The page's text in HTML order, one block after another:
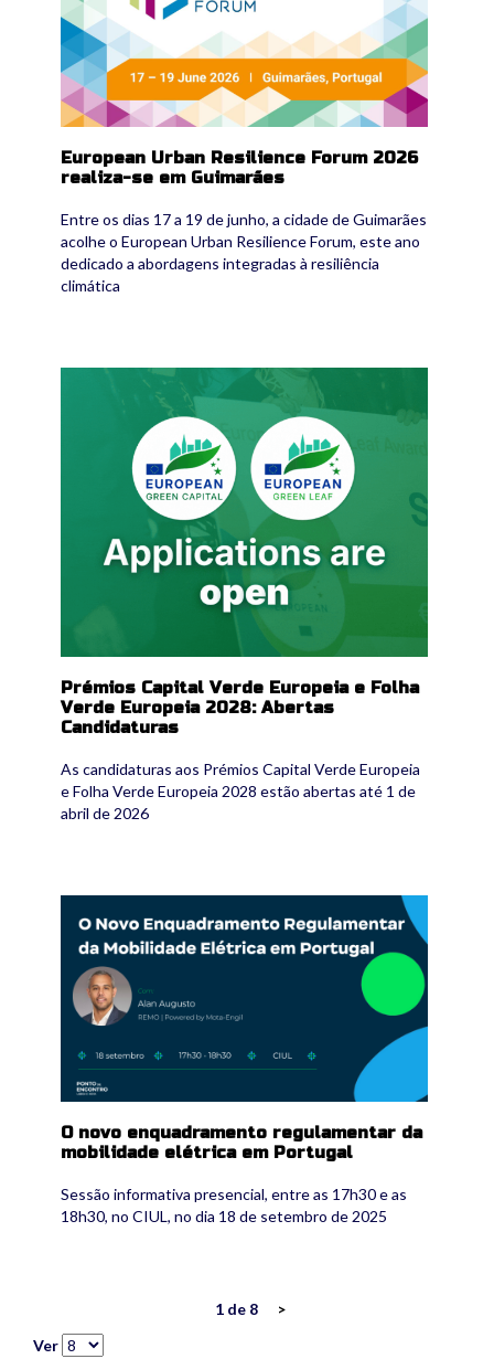
European Urban Resilience Forum 2026
realiza-se em Guimarães
Entre os dias 17 a 19 de junho, a cidade de Guimarães
acolhe o European Urban Resilience Forum, este ano
dedicado a abordagens integradas à resiliência
climática
candidaturasabertas.png
Prémios Capital Verde Europeia e Folha
Verde Europeia 2028: Abertas
Candidaturas
As candidaturas aos Prémios Capital Verde Europeia
e Folha Verde Europeia 2028 estão abertas até 1 de
abril de 2026
O novo enquadramento regulamentar da
mobilidade elétrica em Portugal
Sessão informativa presencial, entre as 17h30 e as
18h30, no CIUL, no dia 18 de setembro de 2025
1 de 8
>
Ver